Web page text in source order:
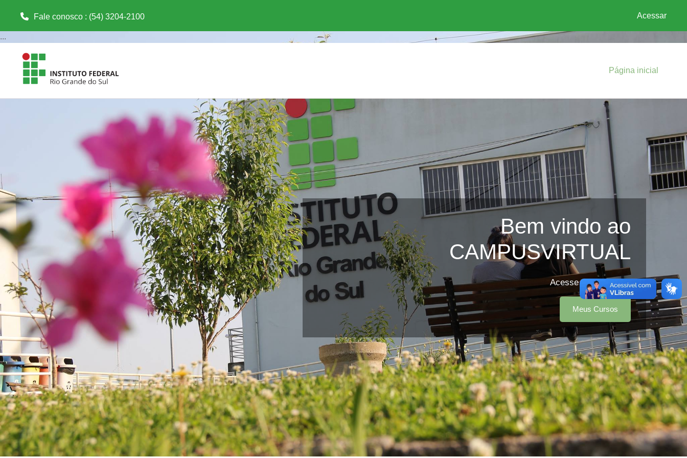
...
Fale conosco : (54) 3204-2100 Acessar
Página inicial
Bem vindo ao
CAMPUSVIRTUAL
Acesse seus cursos:
Meus Cursos